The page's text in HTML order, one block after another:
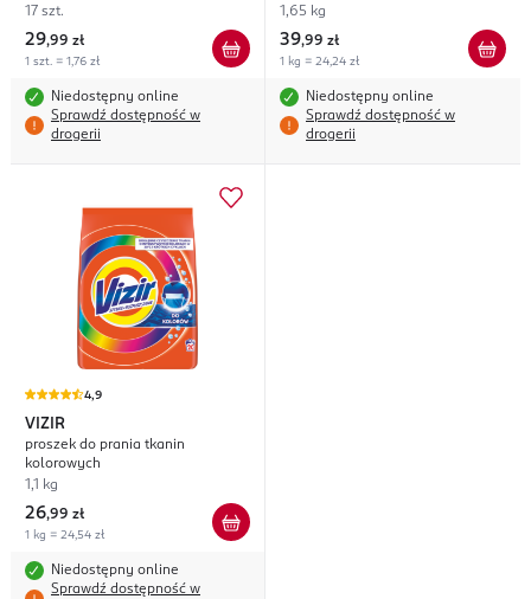
17 szt.
29,99 zł
1 szt. = 1,76 zł
Niedostępny online
Sprawdź dostępność w
drogerii
1,65 kg
39,99 zł
1 kg = 24,24 zł
Niedostępny online
Sprawdź dostępność w
drogerii
4,9
VIZIR
proszek do prania tkanin
kolorowych
1,1 kg
26,99 zł
1 kg = 24,54 zł
Niedostępny online
Sprawdź dostępność w